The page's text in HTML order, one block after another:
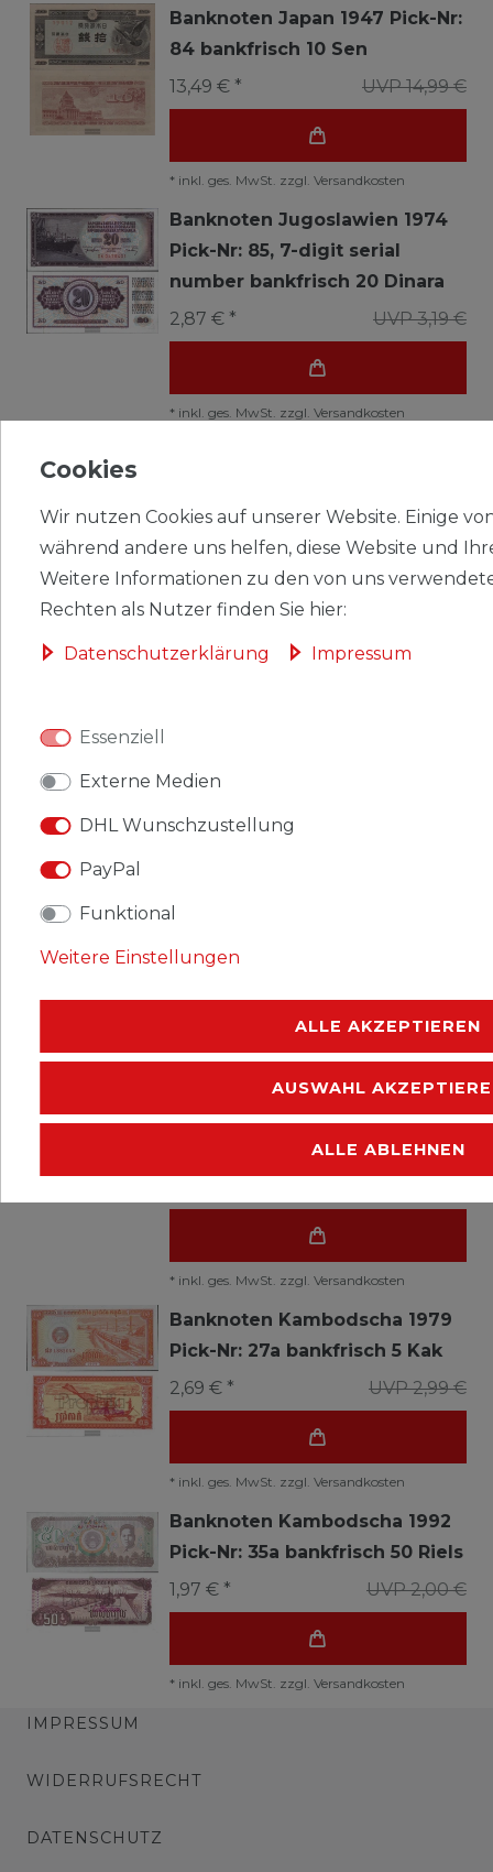
Banknoten Japan 1947 Pick-Nr:
84 bankfrisch 10 Sen
UVP 14,99 €
13,49 € *
* inkl. ges. MwSt. zzgl. Versandkosten
Banknoten Jugoslawien 1974
Pick-Nr: 85, 7-digit serial
number bankfrisch 20 Dinara
UVP 3,19 €
2,87 € *
* inkl. ges. MwSt. zzgl. Versandkosten
Dinara
UVP 3,99 €
3,59 € *
inkl. ges. MwSt. zzgl.Versandkosten
Pick-Nr: 7d bankfrisch 50 Riels
4,49 € *
Banknoten Kambodscha 1972
Pick-Nr: 7d gebraucht (III) 50
* inkl. ges. MwSt. zzgl. Versandkosten
Banknoten Kambodscha 1979
Pick-Nr: 27a bankfrisch 5 Kak
UVP 2,99 €
2,69 € *
* inkl. ges. MwSt. zzgl. Versandkosten
Banknoten Kambodscha 1992
Pick-Nr: 35a bankfrisch 50 Riels
UVP 2,00 €
1,97 € *
* inkl. ges. MwSt. zzgl. Versandkosten
IMPRESSUM
WIDERRUFSRECHT
DATENSCHUTZ
Cookies
Wir nutzen Cookies auf unserer Website. Einige
während andere uns helfen, diese Website und
Weitere Informationen zu den von uns
Rechten als Nutzer finden Sie hier:
Daten­schutz­erklärung Impressum
Essenziell
Externe Medien
DHL Wunschzustellung
PayPal
Funktional
Weitere Einstellungen
ALLE AKZEPTIEREN
AUSWAHL
ALLE ABLEHNEN